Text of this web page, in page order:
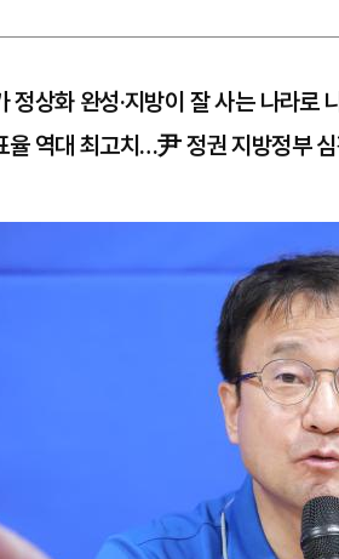
정상화 완성·지방이 잘 사는 나라로
율 역대 최고치…尹 정권 지방정부